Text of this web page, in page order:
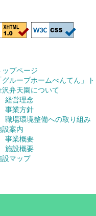
ップページ
グループホームべんてん」
沢弁天園について
経営理念
事業方針
職場環境整備への取り組み
設案内
事業概要
施設概要
設マップ